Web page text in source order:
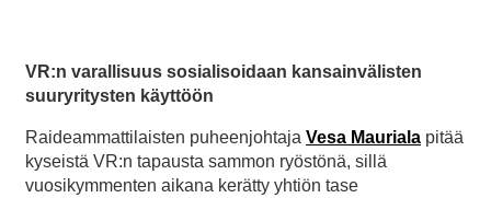
VR:n varallisuus sosialisoidaan kansainvälisten
suuryritysten käyttöön
Raideammattilaisten puheenjohtaja Vesa Mauriala pitää
kyseistä VR:n tapausta sammon ryöstönä, sillä
vuosikymmenten aikana kerätty yhtiön tase